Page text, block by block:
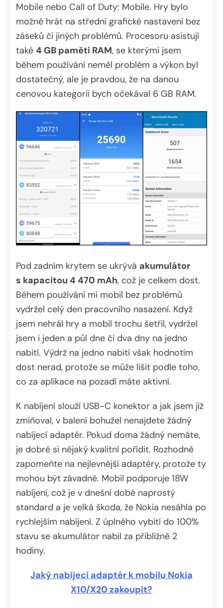
Mobile nebo Call of Duty: Mobile. Hry bylo
možné hrát na střední grafické nastavení bez
záseků či jiných problémů. Procesoru asistují
také 4 GB paměti RAM, se kterými jsem
během používání neměl problém a výkon byl
dostatečný, ale je pravdou, že na danou
cenovou kategorii bych očekával 6 GB RAM.
Pod zadním krytem se ukrývá akumulátor
s kapacitou 4 470 mAh, což je celkem dost.
Během používání mi mobil bez problémů
vydržel celý den pracovního nasazení. Když
jsem nehrál hry a mobil trochu šetřil, vydržel
jsem i jeden a půl dne či dva dny na jedno
nabití. Výdrž na jedno nabití však hodnotím
dost nerad, protože se může lišit podle toho,
co za aplikace na pozadí máte aktivní.
K nabíjení slouží USB-C konektor a jak jsem již
zmiňoval, v balení bohužel nenajdete žádný
nabíjecí adaptér. Pokud doma žádný nemáte,
je dobré si nějaký kvalitní pořídit. Rozhodně
zapomeňte na nejlevnější adaptéry, protože ty
mohou být závadné. Mobil podporuje 18W
nabíjení, což je v dnešní době naprostý
standard a je velká škoda, že Nokia nesáhla po
rychlejším nabíjení. Z úplného vybití do 100%
stavu se akumulátor nabil za přibližně 2
hodiny.
Jaký nabíjecí adaptér k mobilu Nokia
X10/X20 zakoupit?